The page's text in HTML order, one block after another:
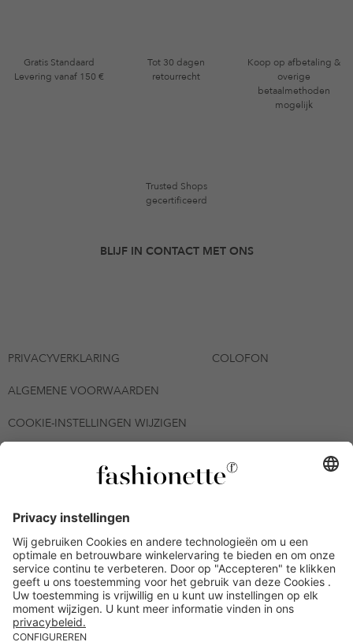
Gratis Standaard
Levering vanaf 150 €
Tot 30 dagen
retourrecht
Koop op afbetaling &
overige
betaalmethoden
mogelijk
Trusted Shops
gecertificeerd
BLIJF IN CONTACT MET ONS
PRIVACYVERKLARING COLOFON
ALGEMENE VOORWAARDEN
COOKIE-INSTELLINGEN WIJZIGEN
© 2026 - fashionette Plattform GmbH
inwisselbaar op alle artikelen op de pagina
fashionette.nl/selected-styles. De voorwaarden zoals vastgelegd in
artikel 9 van de algemene voorwaarden zijn van toepassing.
Bepaalde merken en artikelen kunnen uitgesloten zijn.
Kredietwaardigheid nodig. Alle prijzen inclusief btw en zonder
verzendkosten. De personen die genoemd of gepresenteerd zijn,
hebben geen van de aangeboden producten op de site